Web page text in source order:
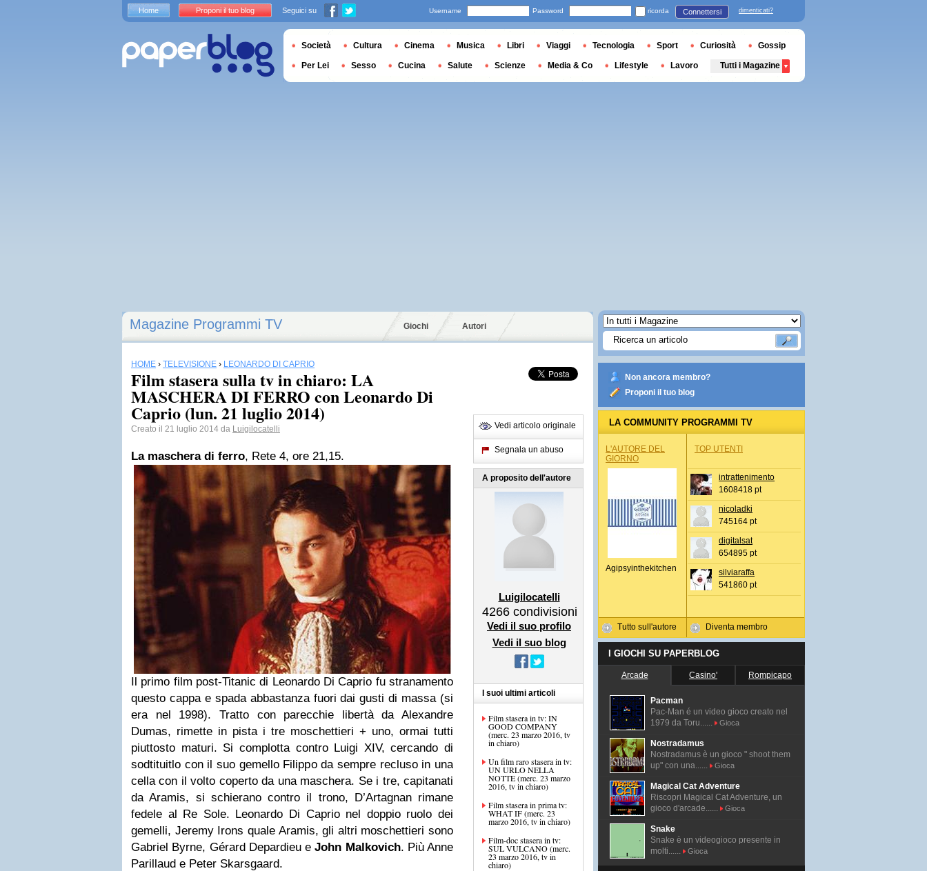
Magazine Programmi TV Giochi Autori
HOME › TELEVISIONE › LEONARDO DI CAPRIO
Film stasera sulla tv in chiaro: LA
MASCHERA DI FERRO con Leonardo Di
Caprio (lun. 21 luglio 2014)
Creato il 21 luglio 2014 da Luigilocatelli
La maschera di ferro, Rete 4, ore 21,15.
Il primo film post-Titanic di Leonardo Di Caprio fu stranamento
questo cappa e spada abbastanza fuori dai gusti di massa (si
era nel 1998). Tratto con parecchie libertà da Alexandre
Dumas, rimette in pista i tre moschettieri + uno, ormai tutti
piuttosto maturi. Si complotta contro Luigi XIV, cercando di
sodtituitlo con il suo gemello Filippo da sempre recluso in una
cella con il volto coperto da una maschera. Se i tre, capitanati
da Aramis, si schierano contro il trono, D’Artagnan rimane
fedele al Re Sole. Leonardo Di Caprio nel doppio ruolo dei
gemelli, Jeremy Irons quale Aramis, gli altri moschettieri sono
Gabriel Byrne, Gérard Depardieu eJohn Malkovich. Più Anne
Parillaud e Peter Skarsgaard.
Vedi articolo originale
Segnala un abuso
A proposito dell'autore
Luigilocatelli
4266 condivisioni
Vedi il suo profilo
Vedi il suo blog
I suoi ultimi articoli
Film stasera in tv: IN
GOOD COMPANY
(merc. 23 marzo 2016, tv
in chiaro)
Un film raro stasera in tv:
UN URLO NELLA
NOTTE (merc. 23 marzo
2016, tv in chiaro)
Film stasera in prima tv:
WHAT IF (merc. 23
marzo 2016, tv in chiaro)
Film-doc stasera in tv:
SUL VULCANO (merc.
23 marzo 2016, tv in
chiaro)
Non ancora membro?
Proponi il tuo blog
LA COMMUNITY PROGRAMMI TV
L'AUTORE DEL
GIORNO
Agipsyinthekitchen
Tutto sull'autore
TOP UTENTI
intrattenimento
1608418 pt
nicoladki
745164 pt
digitalsat
654895 pt
silviaraffa
541860 pt
Diventa membro
I GIOCHI SU PAPERBLOG
Arcade Casino' Rompicapo
Pacman
Pac-Man é un video gioco creato nel
1979 da Toru......
Gioca
Nostradamus
Nostradamus è un gioco " shoot them
up" con una......
Gioca
Magical Cat Adventure
Riscopri Magical Cat Adventure, un
gioco d'arcade......
Gioca
Snake
Snake è un videogioco presente in
molti......
Gioca
Home Proponi il tuo blog Seguici su Username Password ricorda Connettersi dimenticati?
Società Cultura Cinema Musica Libri Viaggi Tecnologia Sport Curiosità Gossip
Per Lei Sesso Cucina Salute Scienze Media & Co Lifestyle Lavoro Tutti i Magazine